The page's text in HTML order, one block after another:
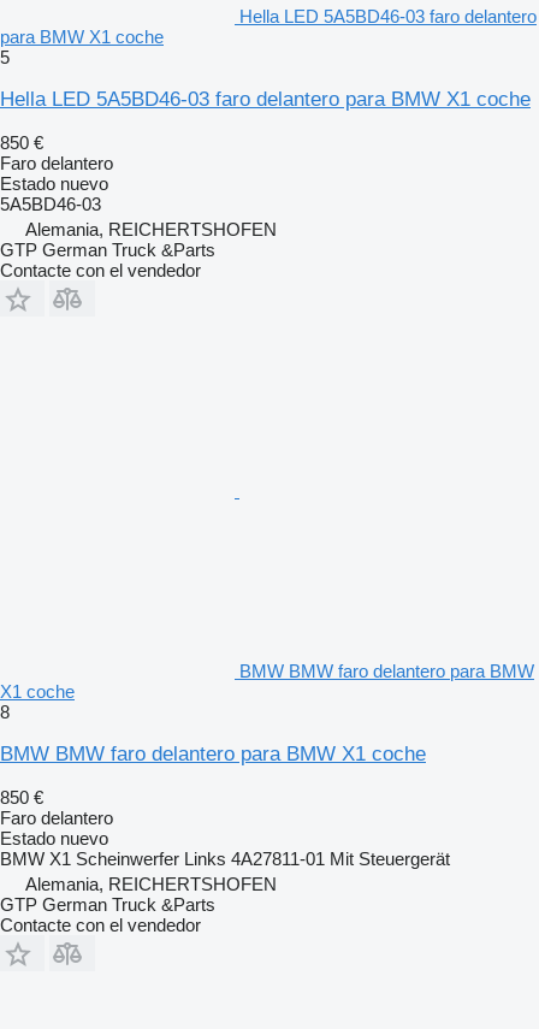
Hella LED 5A5BD46-03 faro delantero
para BMW X1 coche
5
Hella LED 5A5BD46-03 faro delantero para BMW X1 coche
850 €
Faro delantero
Estado nuevo
5A5BD46-03
Alemania, REICHERTSHOFEN
GTP German Truck &Parts
Contacte con el vendedor
BMW BMW faro delantero para BMW
X1 coche
8
BMW BMW faro delantero para BMW X1 coche
850 €
Faro delantero
Estado nuevo
BMW X1 Scheinwerfer Links 4A27811-01 Mit Steuergerät
Alemania, REICHERTSHOFEN
GTP German Truck &Parts
Contacte con el vendedor